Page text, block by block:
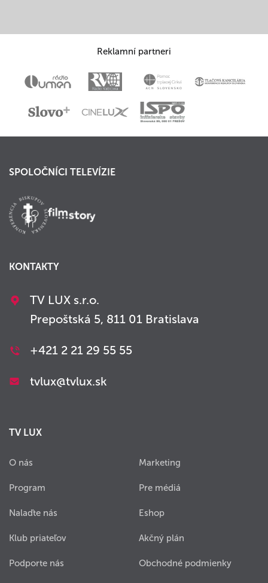
Reklamní partneri
SPOLOČNÍCI TELEVÍZIE
KONTAKTY
TV LUX s.r.o.
Prepoštská 5, 811 01 Bratislava
+421 2 21 29 55 55
tvlux@tvlux.sk
TV LUX
O nás
Program
Nalaďte nás
Klub priateľov
Podporte nás
Marketing
Pre médiá
Eshop
Akčný plán
Obchodné podmienky